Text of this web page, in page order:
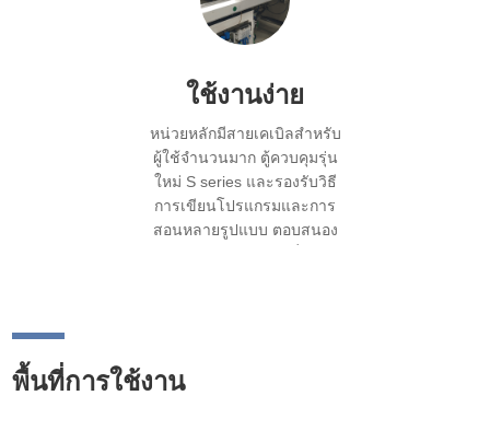
ใช้งานง่าย
หน่วยหลักมีสายเคเบิลสำหรับ
ผู้ใช้จำนวนมาก ตู้ควบคุมรุ่น
ใหม่ S series และรองรับวิธี
การเขียนโปรแกรมและการ
สอนหลายรูปแบบ ตอบสนอง
พื้นที่การใช้งาน